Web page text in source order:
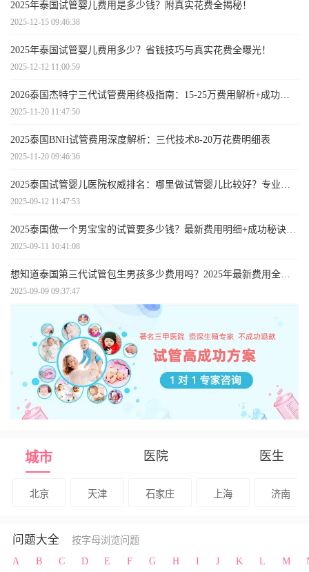
2025年泰国试管婴儿费用是多少钱？附真实花费全揭秘！
2025-12-15 09:46:38
2025年泰国试管婴儿费用多少？省钱技巧与真实花费全曝光！
2025-12-12 11:00:59
2025-11-20 11:47:50
2025泰国BNH试管费用深度解析：三代技术8-20万花费明细表
2025-11-20 09:46:36
2025-09-12 11:47:53
2025-09-11 10:41:08
2025-09-09 09:37:47
城市 医院 医生
北京 天津 石家庄 上海 济南
问题大全
按字母浏览问题
A
B C D E F G H I J K L M